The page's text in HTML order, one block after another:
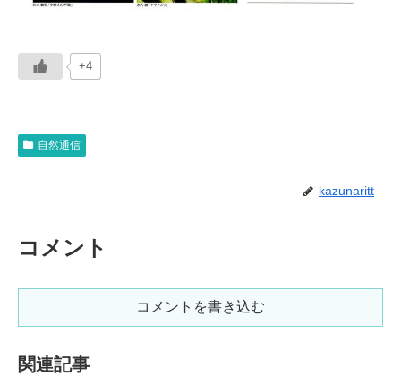
+4
自然通信
kazunaritt
コメント
コメントを書き込む
関連記事